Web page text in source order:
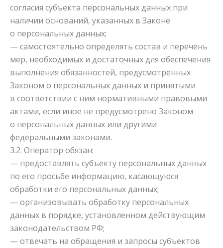
согласия субъекта персональных данных при
наличии оснований, указанных в Законе
о персональных данных;
— самостоятельно определять состав и перечень
мер, необходимых и достаточных для обеспечения
выполнения обязанностей, предусмотренных
Законом о персональных данных и принятыми
в соответствии с ним нормативными правовыми
актами, если иное не предусмотрено Законом
о персональных данных или другими
федеральными законами.
3.2. Оператор обязан:
— предоставлять субъекту персональных данных
по его просьбе информацию, касающуюся
обработки его персональных данных;
— организовывать обработку персональных
данных в порядке, установленном действующим
законодательством РФ;
— отвечать на обращения и запросы субъектов